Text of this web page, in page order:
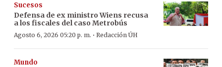
Sucesos
Defensa de ex ministro Wiens recusa
a los fiscales del caso Metrobús
Agosto 6, 2026 05:20 p. m. · Redacción ÚH
Mundo